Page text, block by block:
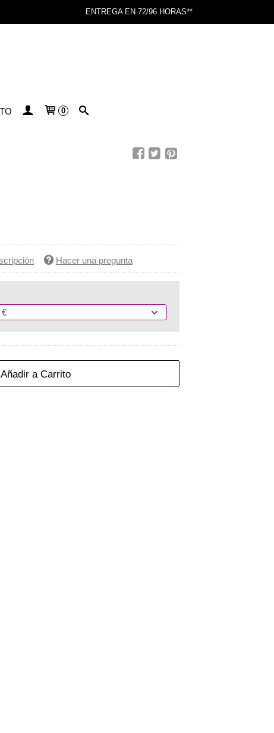
ENTREGA EN 72/96 HORAS**
0
Hacer una pregunta
Añadir a Carrito